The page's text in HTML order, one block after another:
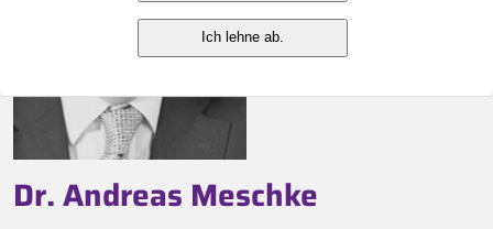
Ich lehne ab.
Dr. Andreas Meschke